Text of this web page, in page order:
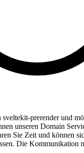
sveltekit-prerender und
unseren Domain
Sie Zeit und können
Die Kommunikation